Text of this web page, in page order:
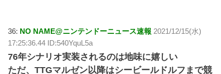
36: NO NAME@ニンテンドーニュース速報 2021/12/15(水)
17:25:36.44 ID:540YquL5a
76年シナリオ実装されるのは地味に嬉しい
ただ、TTGマルゼン以降はシービールドルフまで競